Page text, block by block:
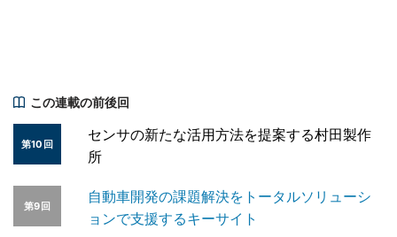
この連載の前後回
第10回
センサの新たな活用方法を提案する村田製作
所
第9回
自動車開発の課題解決をトータルソリューシ
ョンで支援するキーサイト